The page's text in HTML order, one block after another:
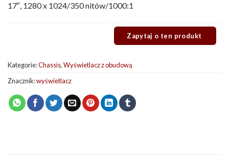
17″, 1280 x 1024/350 nitów/1000:1
Kategorie:Chassis,Wyświetlacz z obudową
Znacznik:wyświetlacz